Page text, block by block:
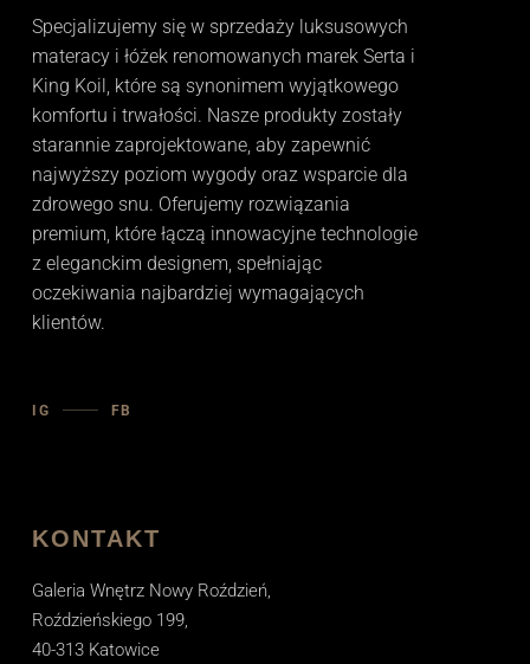
Specjalizujemy się w sprzedaży luksusowych
materacy i łóżek renomowanych marek Serta i
King Koil, które są synonimem wyjątkowego
komfortu i trwałości. Nasze produkty zostały
starannie zaprojektowane, aby zapewnić
najwyższy poziom wygody oraz wsparcie dla
zdrowego snu. Oferujemy rozwiązania
premium, które łączą innowacyjne technologie
z eleganckim designem, spełniając
oczekiwania najbardziej wymagających
klientów.
IG FB
KONTAKT
Galeria Wnętrz Nowy Roździeń,
Roździeńskiego 199,
40-313 Katowice